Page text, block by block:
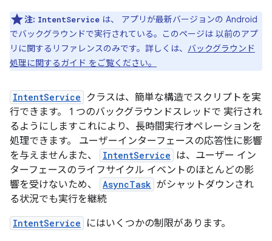
注: IntentService は、 アプリが最新バージョンの Android
でバックグラウンドで実行されている。このページは 以前のアプ
リに関するリファレンスのみです。詳しくは、 バックグラウンド
処理に関するガイド をご覧ください。
IntentService
クラスは、簡単な構造でスクリプトを実
行できます。 1 つのバックグラウンドスレッドで 実行され
るようにしますこれにより、長時間実行オペレーションを
処理できます。 ユーザーインターフェースの応答性に影響
を与えませんまた、
IntentService は、ユーザー イン
ターフェースのライフサイクル イベントのほとんどの影
響を受けないため、
AsyncTask がシャットダウンされ
る状況でも実行を継続
IntentService
にはいくつかの制限があります。